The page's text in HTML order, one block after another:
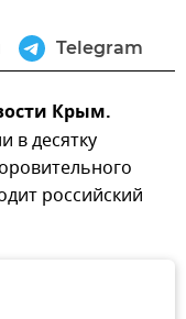
Telegram
Крым.
в десятку
российский